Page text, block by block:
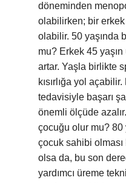
döneminden
olabilirken; bir
olabilir. 50 yaşında
mu? Erkek 45
artar. Yaşla birlikte
kısırlığa yol
tedavisiyle başarı
önemli ölçüde
çocuğu olur mu? 80
çocuk sahibi
olsa da, bu son
yardımcı üreme